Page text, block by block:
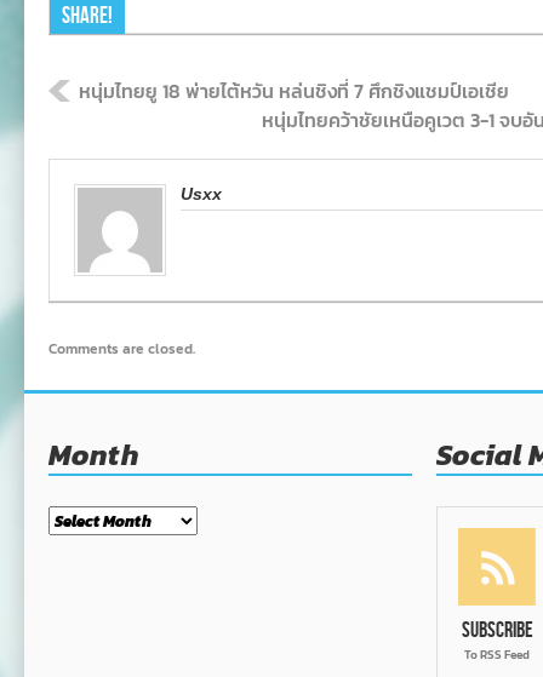
Share!
หนุ่มไทยยู 18 พ่ายไต้หวัน หล่นชิงที่ 7 ศึกชิงแชมป์เอเชีย
หนุ่มไทยคว้าชัยเหนือคูเวต 3-1 จบ
Usxx
Comments are closed.
Month
Month
Social
Subscribe
To RSS Feed